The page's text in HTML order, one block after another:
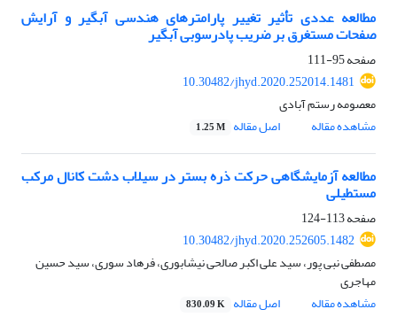
مطالعه عددی تأثیر تغییر پارامترهای هندسی آبگیر و آرایش
صفحات مستغرق بر ضریب پادرسوبی آبگیر
صفحه95-111
10.30482/jhyd.2020.252014.1481
معصومه رستم آبادی
مشاهده مقاله
اصل مقاله 1.25 M
مطالعه آزمایشگاهی حرکت ذره بستر در سیلاب دشت کانال مرکب
مستطیلی
صفحه113-124
10.30482/jhyd.2020.252605.1482
مصطفی نبی پور، سید علی اکبر صالحی نیشابوری، فرهاد سوری، سید حسین
مهاجری
مشاهده مقاله
اصل مقاله 830.09 K